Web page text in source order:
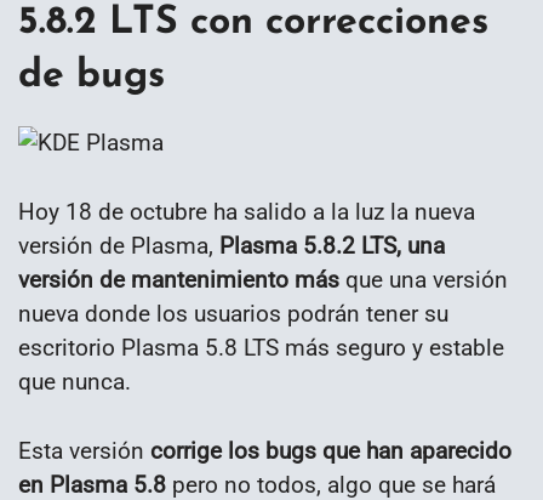
5.8.2 LTS con correcciones
de bugs
Hoy 18 de octubre ha salido a la luz la nueva
versión de Plasma, Plasma 5.8.2 LTS, una
versión de mantenimiento más que una versión
nueva donde los usuarios podrán tener su
escritorio Plasma 5.8 LTS más seguro y estable
que nunca.
Esta versión corrige los bugs que han aparecido
en Plasma 5.8 pero no todos, algo que se hará